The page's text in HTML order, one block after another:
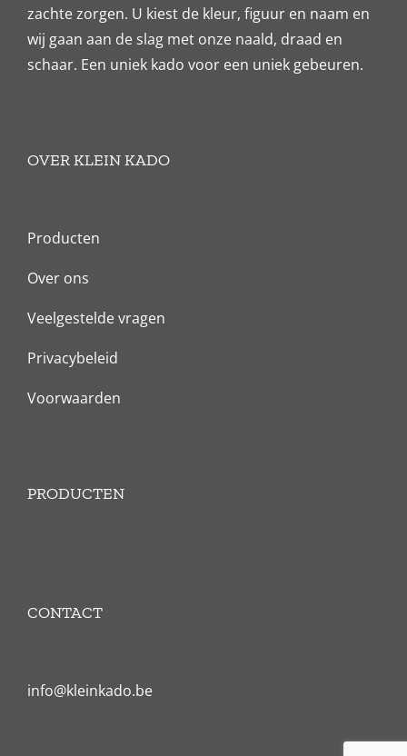
zachte zorgen. U kiest de kleur, figuur en naam en
wij gaan aan de slag met onze naald, draad en
schaar. Een uniek kado voor een uniek gebeuren.
OVER KLEIN KADO
Producten
Over ons
Veelgestelde vragen
Privacybeleid
Voorwaarden
PRODUCTEN
CONTACT
info@kleinkado.be